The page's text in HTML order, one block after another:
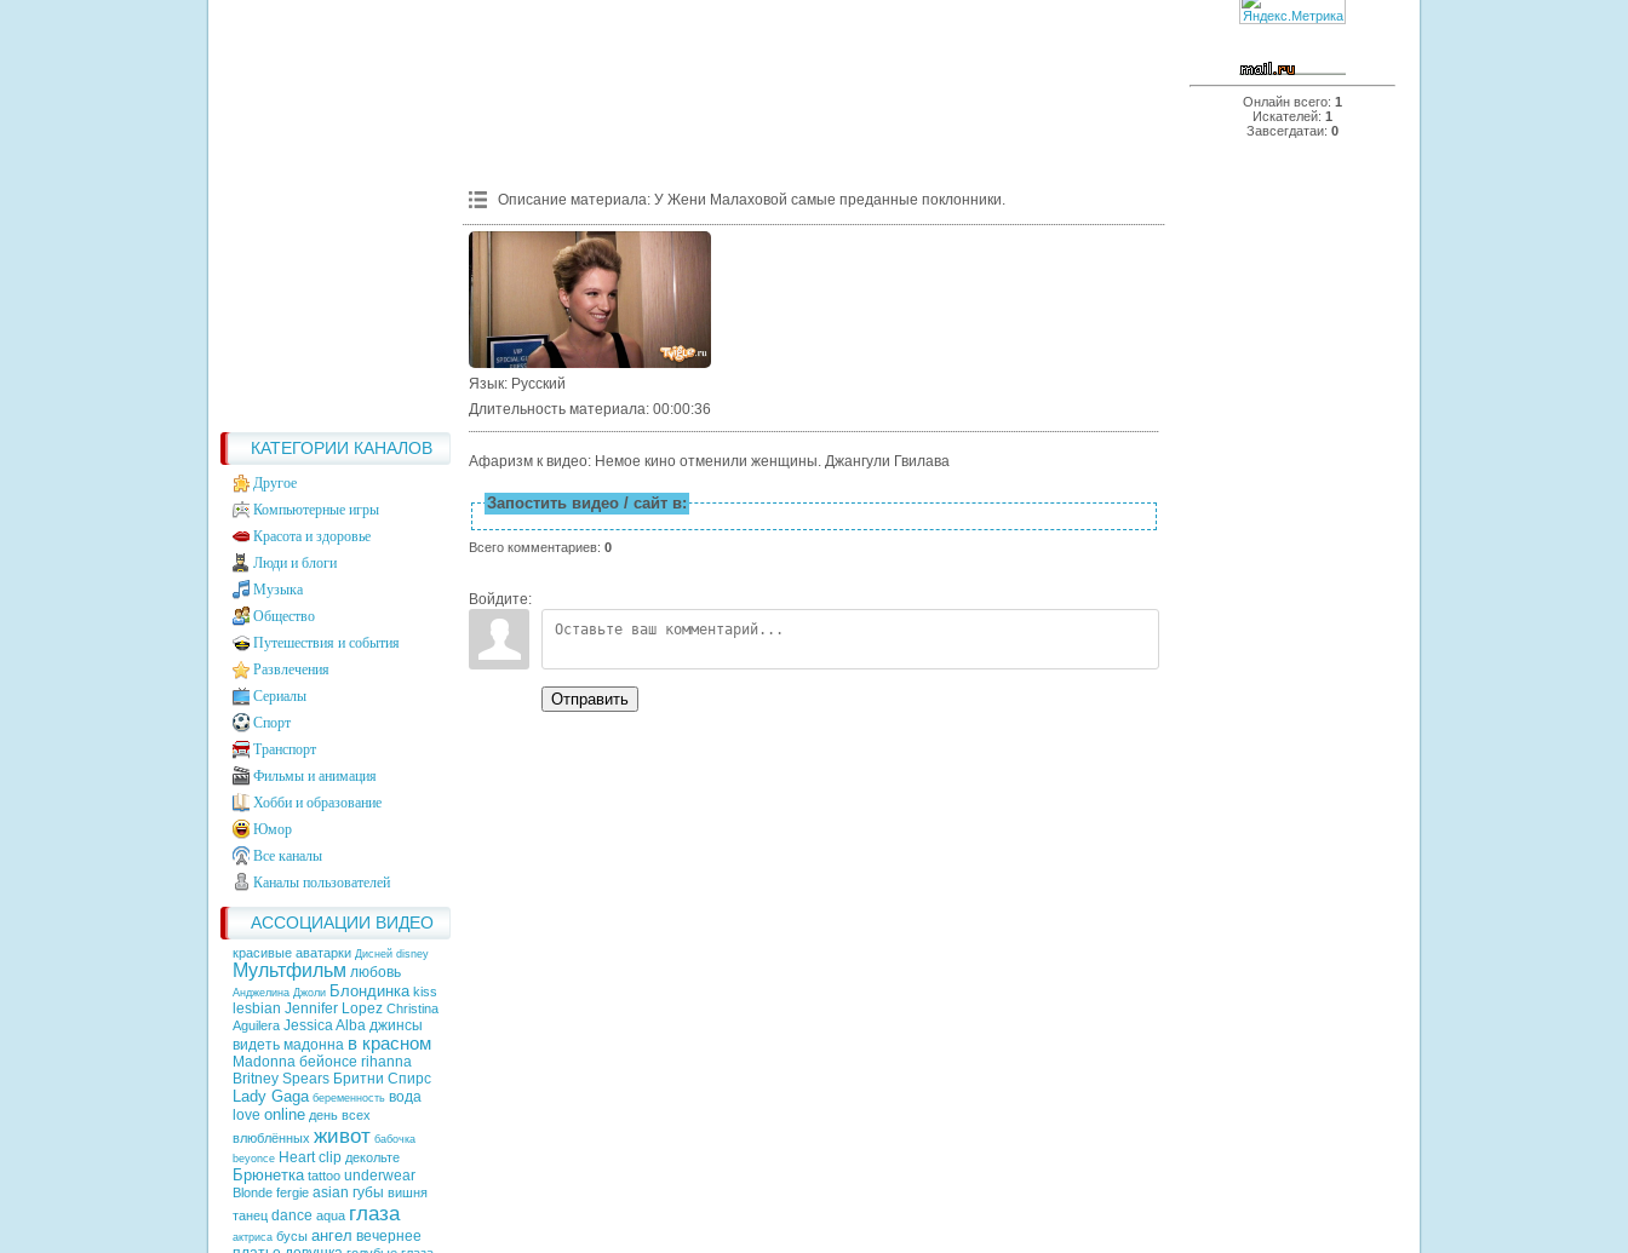
КАТЕГОРИИ КАНАЛОВ
Другое
Компьютерные игры
Красота и здоровье
Люди и блоги
Музыка
Общество
Путешествия и события
Развлечения
Сериалы
Спорт
Транспорт
Фильмы и анимация
Хобби и образование
Юмор
Все каналы
Каналы пользователей
АССОЦИАЦИИ ВИДЕО
красивые аватарки Дисней disney
Мультфильм любовь
Анджелина Джоли Блондинка kiss
lesbian Jennifer Lopez Christina
Aguilera Jessica Alba джинсы
видеть мадонна в красном
Madonna бейонсе rihanna
Britney Spears Бритни Спирс
Lady Gaga беременность вода
love online день всех
влюблённых живот бабочка
beyonce Heart clip декольте
Брюнетка tattoo underwear
Blonde fergie asian губы вишня
танец dance aqua глаза
актриса бусы ангел вечернее
Онлайн всего: 1
Искателей: 1
Завсегдатаи: 0
Описание материала: У Жени Малаховой самые преданные поклонники.
Язык: Русский
Длительность материала: 00:00:36
Афаризм к видео: Немое кино отменили женщины. Джангули Гвилава
Запостить видео / сайт в:
Всего комментариев: 0
Войдите:
Отправить